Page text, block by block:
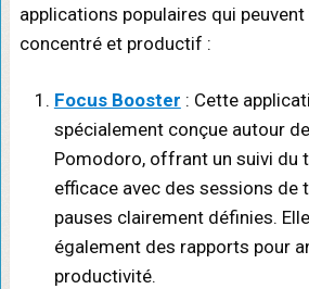
applications populaires qui
concentré et productif :
Focus Booster : Cette
spécialement conçue autour
Pomodoro, offrant un suivi du
efficace avec des sessions de
pauses clairement définies.
également des rapports pour
productivité.